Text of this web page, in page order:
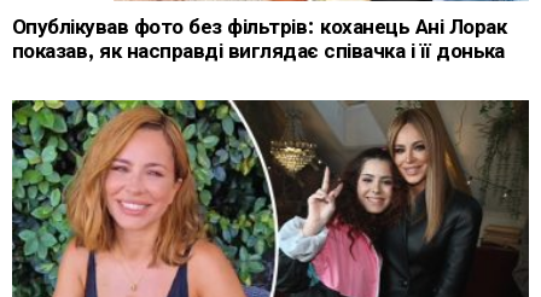
Опублікував фото без фільтрів: коханець Ані Лорак
показав, як насправді виглядає співачка і її донька